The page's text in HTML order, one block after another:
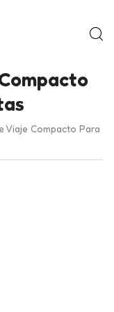
Viaje Compacto Para